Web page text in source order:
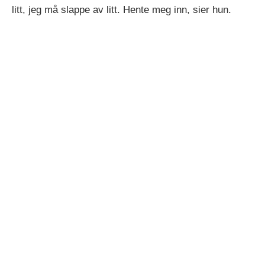
litt, jeg må slappe av litt. Hente meg inn, sier hun.